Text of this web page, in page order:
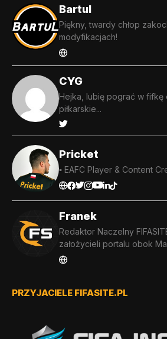
Bartul
Piękny, twardy chłop
modyfikacjach!
CYG
Hejka, lubię pograć w
piłkarskie...
Pricket
▪️ EAFC Player & Content
Franek
Redaktor Naczelny
założycieli portalu obok
PRZYJACIELE FIFASITE.PL